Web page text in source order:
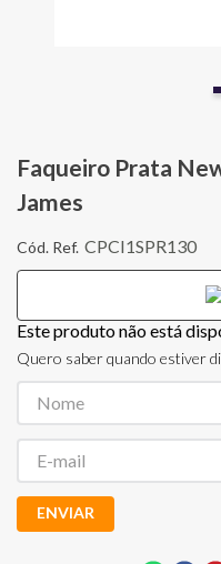
Faqueiro Prata
James
CPCI1SPR130
Este produto não está
Quero saber quando estiver
ENVIAR